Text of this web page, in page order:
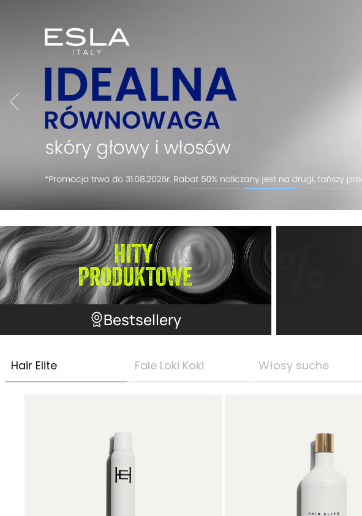
Bestsellery
Hair Elite Fale Loki Koki Włosy suche